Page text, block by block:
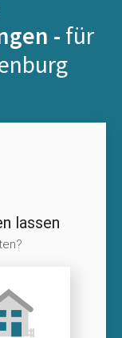
- für
lassen